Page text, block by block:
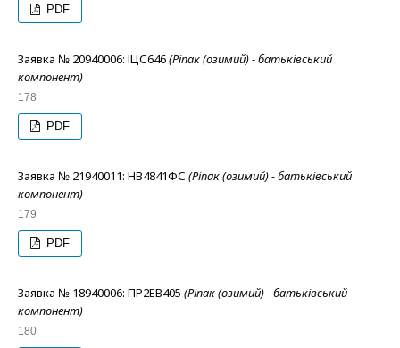
PDF
Заявка № 20940006: ІЦС646(Ріпак (озимий) - батьківський
компонент)
178
PDF
Заявка № 21940011: НВ4841ФС (Ріпак (озимий) - батьківський
компонент)
179
PDF
Заявка № 18940006: ПР2ЕВ405 (Ріпак (озимий) - батьківський
компонент)
180